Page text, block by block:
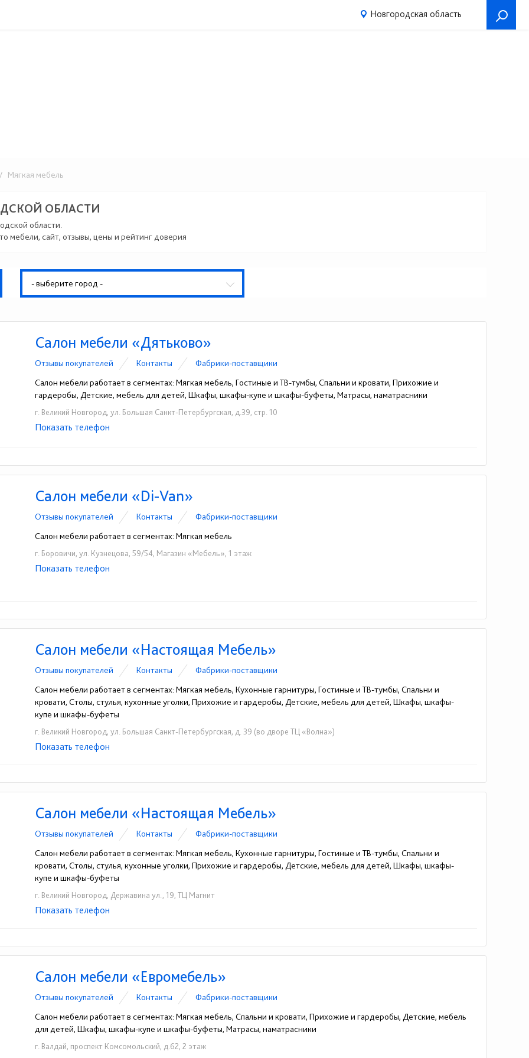
Новгородская область
мебель
ОБЛАСТИ
области.
мебели, сайт, отзывы, цены и рейтинг доверия
- выберите город -
Салон мебели «Дятьково»
Отзывы покупателей Контакты
Фабрики-поставщики
Салон мебели работает в сегментах: Мягкая мебель, Гостиные и ТВ-тумбы, Спальни и кровати, Прихожие и
гардеробы, Детские, мебель для детей, Шкафы, шкафы-купе и шкафы-буфеты, Матрасы, наматрасники
г. Великий Новгород, ул. Большая Санкт-Петербургская, д.39, стр. 10
☎+7 (965) 806-88-80
Показать телефон
Салон мебели «Di-Van»
Отзывы покупателей Контакты
Фабрики-поставщики
Салон мебели работает в сегментах: Мягкая мебель
г. Боровичи, ул. Кузнецова, 59/54, Магазин «Мебель», 1 этаж
☎+7 (921) 692-75-22
Показать телефон
Салон мебели «Настоящая Мебель»
Отзывы покупателей Контакты
Фабрики-поставщики
Салон мебели работает в сегментах: Мягкая мебель, Кухонные гарнитуры, Гостиные и ТВ-тумбы, Спальни и
кровати, Столы, стулья, кухонные уголки, Прихожие и гардеробы, Детские, мебель для детей, Шкафы, шкафы-
купе и шкафы-буфеты
г. Великий Новгород, ул. Большая Санкт-Петербургская, д. 39 (во дворе ТЦ «Волна»)
☎+7 (8162) 50-01-76
Показать телефон
Салон мебели «Настоящая Мебель»
Отзывы покупателей Контакты
Фабрики-поставщики
Салон мебели работает в сегментах: Мягкая мебель, Кухонные гарнитуры, Гостиные и ТВ-тумбы, Спальни и
кровати, Столы, стулья, кухонные уголки, Прихожие и гардеробы, Детские, мебель для детей, Шкафы, шкафы-
купе и шкафы-буфеты
г. Великий Новгород, Державина ул., 19, ТЦ Магнит
☎+7 (8162) 60-88-26
Показать телефон
Салон мебели «Евромебель»
Отзывы покупателей Контакты
Фабрики-поставщики
Салон мебели работает в сегментах: Мягкая мебель, Спальни и кровати, Прихожие и гардеробы, Детские, мебель
для детей, Шкафы, шкафы-купе и шкафы-буфеты, Матрасы, наматрасники
г. Валдай, проспект Комсомольский, д.62, 2 этаж